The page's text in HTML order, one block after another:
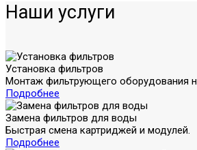
Наши услуги
Установка фильтров
Монтаж фильтрующего оборудования
Подробнее
Замена фильтров для воды
Быстрая смена картриджей и модулей.
Подробнее